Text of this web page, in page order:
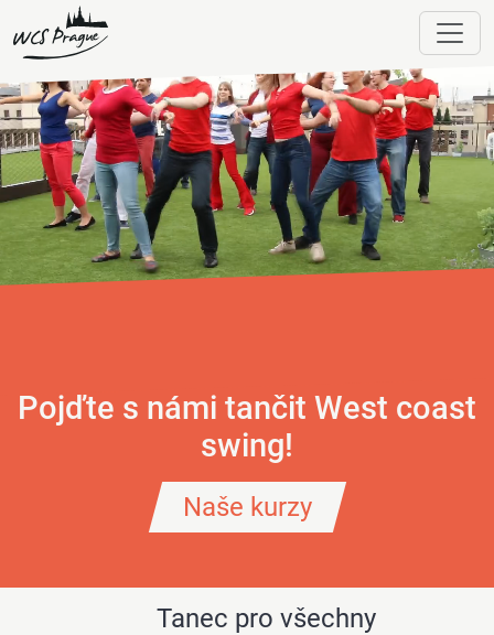
Pojďte s námi tančit West coast
swing!
Naše kurzy
Tanec pro všechny